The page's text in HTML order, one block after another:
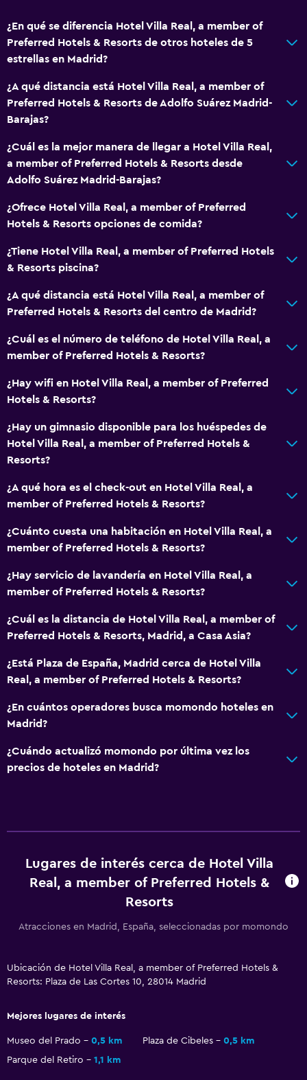
Artículos de aseo gratis
Alarma de humo
Aire acondicionado
Ducha
Tina de baño
Bañera de hidromasaje
Secador de pelo
Aseo
Albornoz
Baño privado
Piscina en la terraza
Spa
Piscina pequeña
Piscina con vista
Comedor
Restaurante
Desayuno en la habitación
Cafetera
Salud y seguridad
Botiquín de primeros auxilios
Cámaras CCTV en el exterior
Estacionamiento
Estacionamiento privado
Sistema de entretenimiento
TV por cable o vía satélite
¿En qué se diferencia Hotel Villa Real, a member of
Preferred Hotels & Resorts de otros hoteles de 5
estrellas en Madrid?
¿A qué distancia está Hotel Villa Real, a member of
Preferred Hotels & Resorts de Adolfo Suárez Madrid-
Barajas?
¿Cuál es la mejor manera de llegar a Hotel Villa Real,
a member of Preferred Hotels & Resorts desde
Adolfo Suárez Madrid-Barajas?
¿Ofrece Hotel Villa Real, a member of Preferred
Hotels & Resorts opciones de comida?
¿Tiene Hotel Villa Real, a member of Preferred Hotels
& Resorts piscina?
¿A qué distancia está Hotel Villa Real, a member of
Preferred Hotels & Resorts del centro de Madrid?
¿Cuál es el número de teléfono de Hotel Villa Real, a
member of Preferred Hotels & Resorts?
¿Hay wifi en Hotel Villa Real, a member of Preferred
Hotels & Resorts?
¿Hay un gimnasio disponible para los huéspedes de
Hotel Villa Real, a member of Preferred Hotels &
Resorts?
¿A qué hora es el check-out en Hotel Villa Real, a
member of Preferred Hotels & Resorts?
¿Cuánto cuesta una habitación en Hotel Villa Real, a
member of Preferred Hotels & Resorts?
¿Hay servicio de lavandería en Hotel Villa Real, a
member of Preferred Hotels & Resorts?
¿Cuál es la distancia de Hotel Villa Real, a member of
Preferred Hotels & Resorts, Madrid, a Casa Asia?
¿Está Plaza de España, Madrid cerca de Hotel Villa
Real, a member of Preferred Hotels & Resorts?
¿En cuántos operadores busca momondo hoteles en
Madrid?
¿Cuándo actualizó momondo por última vez los
precios de hoteles en Madrid?
Lugares de interés cerca de Hotel Villa
Real, a member of Preferred Hotels &
Resorts
Atracciones en Madrid, España, seleccionadas por momondo
Ubicación de Hotel Villa Real, a member of Preferred Hotels &
Resorts: Plaza de Las Cortes 10, 28014 Madrid
Mejores lugares de interés
Museo del Prado 0,5 km Plaza de Cibeles
0,5 km
Parque del Retiro
1,1 km